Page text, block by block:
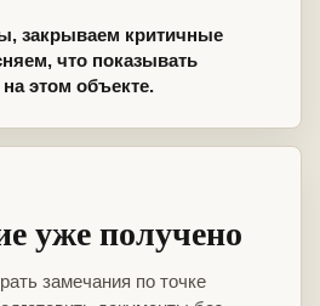
закрываем критичные
что показывать
этом объекте.
уже получено
замечания по точке